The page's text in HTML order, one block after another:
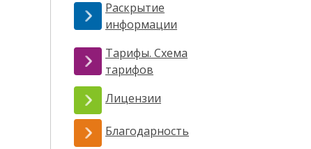
Раскрытие
информации
Тарифы. Схема
тарифов
Лицензии
Благодарность